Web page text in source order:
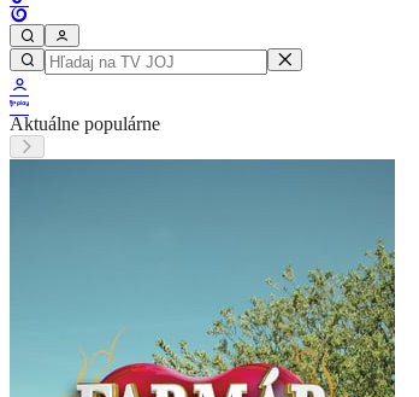
Aktuálne populárne